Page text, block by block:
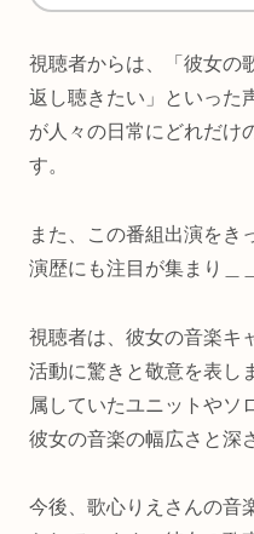
視聴者からは、「彼女の
返し聴きたい」といった
が人々の日常にどれだけ
す。
また、この番組出演をき
演歴にも注目が集まり＿
視聴者は、彼女の音楽キ
活動に驚きと敬意を表し
属していたユニットやソ
彼女の音楽の幅広さと深
今後、歌心りえさんの音